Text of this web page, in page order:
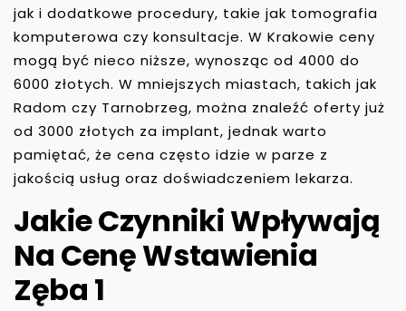
jak i dodatkowe procedury, takie jak tomografia
komputerowa czy konsultacje. W Krakowie ceny
mogą być nieco niższe, wynosząc od 4000 do
6000 złotych. W mniejszych miastach, takich jak
Radom czy Tarnobrzeg, można znaleźć oferty już
od 3000 złotych za implant, jednak warto
pamiętać, że cena często idzie w parze z
jakością usług oraz doświadczeniem lekarza.
Jakie Czynniki Wpływają
Na Cenę Wstawienia
Zęba 1